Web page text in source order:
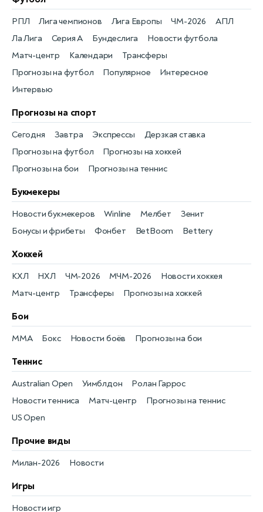
Новости футбола
РПЛ
Матч-центр
Лига чемпионов
Календари
Лига Европы
Трансферы
ЧМ-2026
Прогнозы на футбол
АПЛ
Популярное
Ла Лига
Интересное
Серия А
Интервью
Бундеслига
Прогнозы на спорт
Прогнозы на футбол
Сегодня
Прогнозы на хоккей
Завтра
Прогнозы на бои
Экспрессы
Прогнозы на теннис
Дерзкая ставка
Букмекеры
Бонусы и фрибеты
Новости букмекеров
Фонбет
Winline
BetBoom
Мелбет
Bettery
Зенит
Хоккей
Новости хоккея
КХЛ
Матч-центр
НХЛ
Трансферы
ЧМ-2026
Прогнозы на хоккей
МЧМ-2026
Бои
Новости боёв
MMA Прогнозы на бои
Бокс
Теннис
Новости тенниса
Australian Open
Матч-центр
Уимблдон
Прогнозы на теннис
Ролан Гаррос
US Open
Прочие виды
Новости
Милан-2026
Игры
Новости игр